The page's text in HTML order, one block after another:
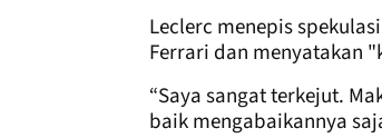
Leclerc menepis
Ferrari dan menyatakan
“Saya sangat terkejut.
baik mengabaikannya